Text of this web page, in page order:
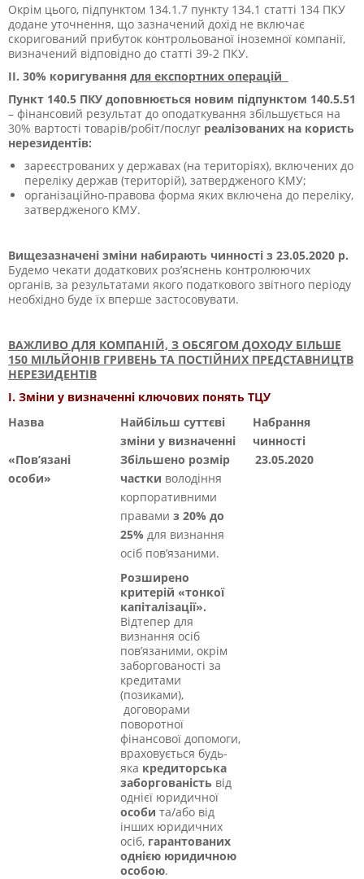
Окрім цього, підпунктом 134.1.7 пункту 134.1 статті 134 ПКУ
додане уточнення, що зазначений дохід не включає
скоригований прибуток контрольованої іноземної компанії,
визначений відповідно до статті 39-2 ПКУ.
ІІ. 30% коригування для експортних операцій
Пункт 140.5 ПКУ доповнюється новим підпунктом 140.5.51
– фінансовий результат до оподаткування збільшується на
30% вартості товарів/робіт/послуг реалізованих на користь
нерезидентів:
зареєстрованих у державах (на територіях), включених до
переліку держав (територій), затвердженого КМУ;
організаційно-правова форма яких включена до переліку,
затвердженого КМУ.
Вищезазначені зміни набирають чинності з 23.05.2020 р.
Будемо чекати додаткових роз’яснень контролюючих
органів, за результатами якого податкового звітного періоду
необхідно буде їх вперше застосовувати.
ВАЖЛИВО ДЛЯ КОМПАНІЙ, З ОБСЯГОМ ДОХОДУ БІЛЬШЕ
150 МІЛЬЙОНІВ ГРИВЕНЬ ТА ПОСТІЙНИХ ПРЕДСТАВНИЦТВ
НЕРЕЗИДЕНТІВ
І. Зміни у визначенні ключових понять ТЦУ
Назва
Найбільш суттєві
зміни у визначенні
Набрання
чинності
«Пов’язані
особи»
Збільшено розмір
частки володіння
корпоративними
правами з 20% до
25% для визнання
осіб пов’язаними.
Розширено
критерій «тонкої
капіталізації».
Відтепер для
визнання осіб
пов’язаними, окрім
заборгованості за
кредитами
(позиками),
договорами
поворотної
фінансової допомоги,
враховується будь-
яка кредиторська
заборгованість від
однієї юридичної
особи та/або від
інших юридичних
осіб, гарантованих
однією юридичною
особою.
23.05.2020